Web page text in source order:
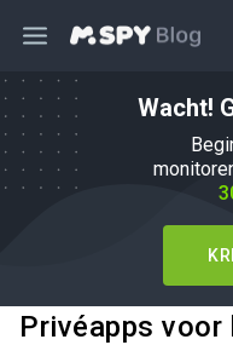
Wacht!
Privéapps voor